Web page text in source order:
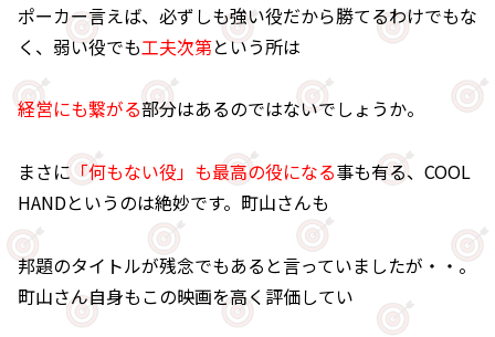
ポーカー言えば、必ずしも強い役だから勝てるわけでもな
く、弱い役でも工夫次第という所は
経営にも繋がる部分はあるのではないでしょうか。
まさに 「何もない役」も最高の役になる事も有る、COOL
HANDというのは絶妙です。町山さんも
邦題のタイトルが残念でもあると言っていましたが・・。
町山さん自身もこの映画を高く評価してい